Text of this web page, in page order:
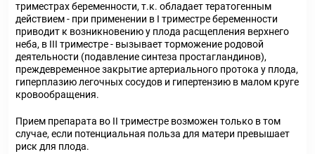
триместрах беременности, т.к. обладает тератогенным
действием - при применении в I триместре беременности
приводит к возникновению у плода расщепления верхнего
неба, в III триместре - вызывает торможение родовой
деятельности (подавление синтеза простагландинов),
преждевременное закрытие артериального протока у плода,
гиперплазию легочных сосудов и гипертензию в малом круге
кровообращения.
Прием препарата во II триместре возможен только в том
случае, если потенциальная польза для матери превышает
риск для плода.